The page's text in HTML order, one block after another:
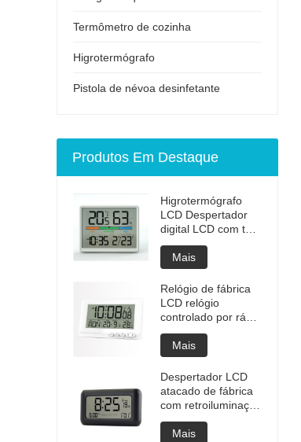
Termômetro de cozinha
Higrotermógrafo
Pistola de névoa desinfetante
Produtos Em Destaque
Higrotermógrafo
LCD Despertador
digital LCD com tela
colorida de
temperatura e
umidade
Mais
Relógio de fábrica
LCD relógio
controlado por rádio
com luz de fundo
Mais
Despertador LCD
atacado de fábrica
com retroiluminação
de baterias
recarregáveis
Mais